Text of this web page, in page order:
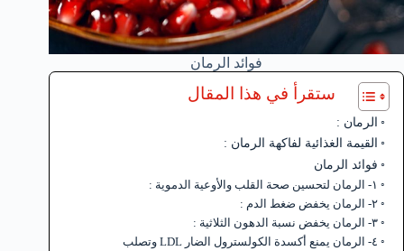
فوائد الرمان
ستقرأ في هذا المقال
الرمان :
القيمة الغذائية لفاكهة الرمان :
فوائد الرمان
١- الرمان لتحسين صحة القلب والأوعية الدموية :
٢- الرمان يخفض ضغط الدم :
٣- الرمان يخفض نسبة الدهون الثلاثية :
٤- الرمان يمنع أكسدة الكولسترول الضار LDL وتصلب